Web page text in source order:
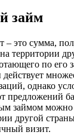
займ
– это сумма,
территории
по его
однако
предложений
займом можно
другой
визит.